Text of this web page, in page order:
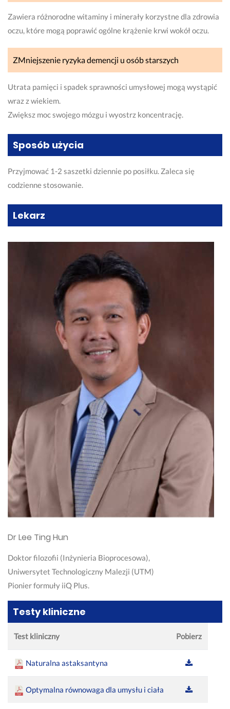
Zawiera różnorodne witaminy i minerały korzystne dla zdrowia
oczu, które mogą poprawić ogólne krążenie krwi wokół oczu.
ZMniejszenie ryzyka demencji u osób starszych
Utrata pamięci i spadek sprawności umysłowej mogą wystąpić
wraz z wiekiem.
Zwiększ moc swojego mózgu i wyostrz koncentrację.
Sposób użycia
Przyjmować 1-2 saszetki dziennie po posiłku. Zaleca się
codzienne stosowanie.
Lekarz
Dr Lee Ting Hun
Doktor filozofii (Inżynieria Bioprocesowa),
Uniwersytet Technologiczny Malezji (UTM)
Pionier formuły iiQ Plus.
Testy kliniczne
Test kliniczny Pobierz
Naturalna astaksantyna
Optymalna równowaga dla umysłu i ciała